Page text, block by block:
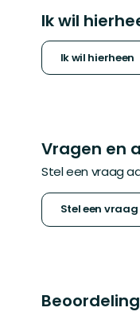
Ik wil
Ik wil hierheen
Vragen en
Stel een vraag
Stel een vraag